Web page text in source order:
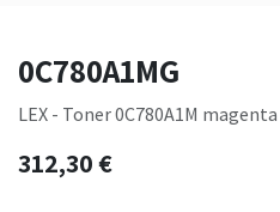
0C780A1MG
LEX - Toner 0C780A1M
312,30€